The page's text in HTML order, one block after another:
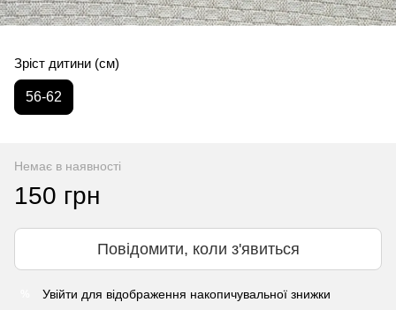
Зріст дитини (см)
56-62
Немає в наявності
150 грн
Повідомити, коли з'явиться
Увійти для відображення накопичувальної знижки